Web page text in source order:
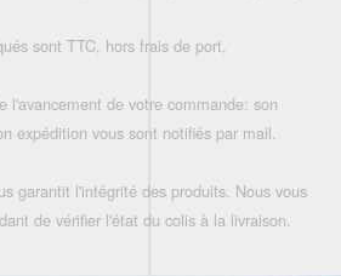
sont TTC, hors frais de port,
l'avancement de votre commande: son
expédition vous sont notifiés par mail.
garantit l'intégrité des produits. Nous vous
de vérifier l'état du colis à la livraison.